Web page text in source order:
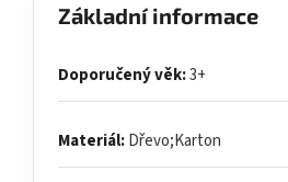
Základní informace
Doporučený věk:3+
Materiál:Dřevo;Karton